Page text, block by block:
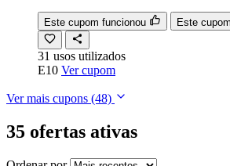
Este cupom funcionou Este
31 usos utilizados
E10 Ver cupom
Ver mais cupons (48)
35 ofertas ativas